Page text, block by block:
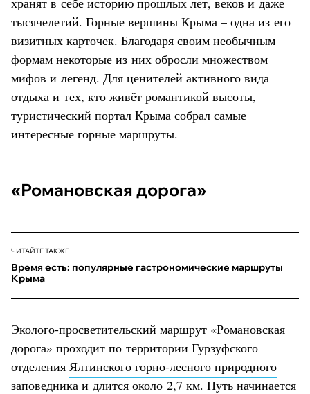
тысячелетий. Горные вершины Крыма – одна из его
визитных карточек. Благодаря своим необычным
формам некоторые из них обросли множеством
мифов и легенд. Для ценителей активного вида
отдыха и тех, кто живёт романтикой высоты,
туристический портал Крыма собрал самые
интересные горные маршруты.
«Романовская дорога»
ЧИТАЙТЕ ТАКЖЕ
Время есть: популярные гастрономические маршруты
Крыма
Эколого-просветительский маршрут «Романовская
дорога» проходит по территории Гурзуфского
отделения Ялтинского горно-лесного природного
заповедника и длится около 2,7 км. Путь начинается